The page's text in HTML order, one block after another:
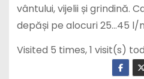
vântului, vijelii și grindină.
depăși pe alocuri 25…45 l/
Visited 5 times, 1 visit(s)